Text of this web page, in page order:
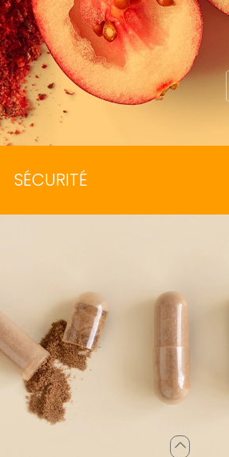
SÉCURITÉ